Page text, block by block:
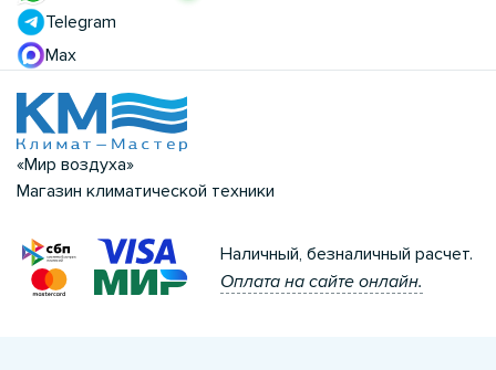
Telegram
Max
«Мир воздуха»
Магазин климатической техники
Наличный, безналичный расчет.
Оплата на сайте онлайн.